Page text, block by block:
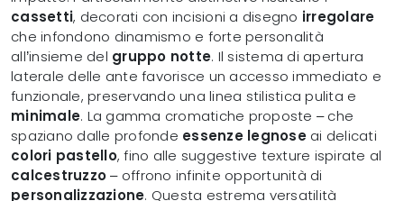
cassetti, decorati con incisioni a disegno irregolare
che infondono dinamismo e forte personalità
all’insieme del gruppo notte. Il sistema di apertura
laterale delle ante favorisce un accesso immediato e
funzionale, preservando una linea stilistica pulita e
minimale. La gamma cromatiche proposte – che
spaziano dalle profonde essenze legnoseai delicati
colori pastello, fino alle suggestive texture ispirate al
calcestruzzo– offrono infinite opportunità di
personalizzazione. Questa estrema versatilità